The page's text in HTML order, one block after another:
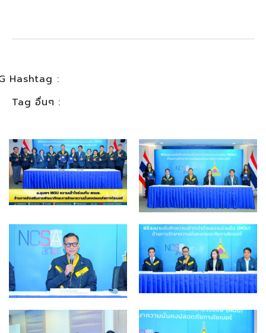
Hashtag :
Tag อื่นๆ :